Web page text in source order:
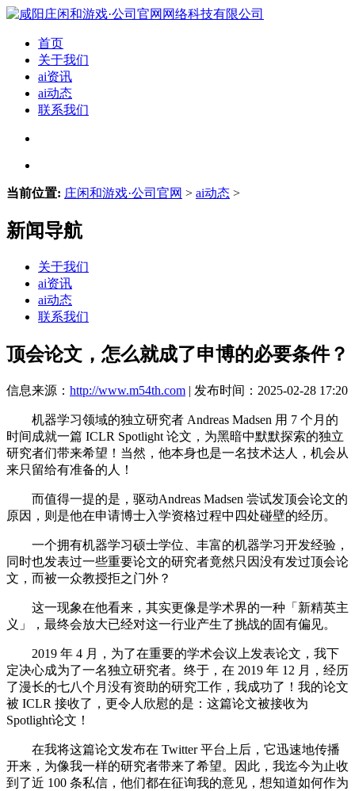
首页
关于我们
ai资讯
ai动态
联系我们
当前位置: 庄闲和游戏·公司官网 > ai动态 >
新闻导航
关于我们
ai资讯
ai动态
联系我们
顶会论文，怎么就成了申博的必要条件？
信息来源： http://www.m54th.com | 发布时间：2025-02-28 17:20
机器学习领域的独立研究者 Andreas Madsen 用 7 个月的
时间成就一篇 ICLR Spotlight 论文，为黑暗中默默探索的独立
研究者们带来希望！当然，他本身也是一名技术达人，机会从
来只留给有准备的人！
而值得一提的是，驱动Andreas Madsen 尝试发顶会论文的
原因，则是他在申请博士入学资格过程中四处碰壁的经历。
一个拥有机器学习硕士学位、丰富的机器学习开发经验，
同时也发表过一些重要论文的研究者竟然只因没有发过顶会论
文，而被一众教授拒之门外？
这一现象在他看来，其实更像是学术界的一种「新精英主
义」，最终会放大已经对这一行业产生了挑战的固有偏见。
2019 年 4 月，为了在重要的学术会议上发表论文，我下
定决心成为了一名独立研究者。终于，在 2019 年 12 月，经历
了漫长的七八个月没有资助的研究工作，我成功了！我的论文
被 ICLR 接收了，更令人欣慰的是：这篇论文被接收为
Spotlight论文！
在我将这篇论文发布在 Twitter 平台上后，它迅速地传播
开来，为像我一样的研究者带来了希望。因此，我迄今为止收
到了近 100 条私信，他们都在征询我的意见，想知道如何作为